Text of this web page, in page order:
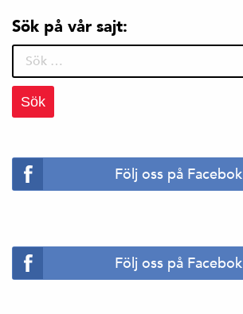
Sök på vår sajt:
Sök
efter:
Följ oss på Facebok
Följ oss på Facebok